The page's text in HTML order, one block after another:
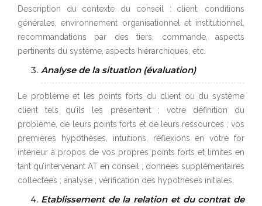
Description du contexte du conseil : client, conditions
générales, environnement organisationnel et institutionnel,
recommandations par des tiers, commande, aspects
pertinents du système, aspects hiérarchiques, etc.
Analyse de la situation (évaluation)
Le problème et les points forts du client ou du système
client tels qu’ils les présentent ; votre définition du
problème, de leurs points forts et de leurs ressources ; vos
premières hypothèses, intuitions, réflexions en votre for
intérieur à propos de vos propres points forts et limites en
tant qu’intervenant AT en conseil ; données supplémentaires
collectées ; analyse ; vérification des hypothèses initiales.
Etablissement de la relation et du contrat de